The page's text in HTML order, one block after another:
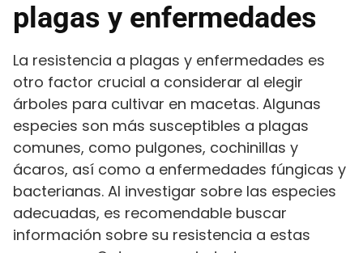
plagas y enfermedades
La resistencia a plagas y enfermedades es
otro factor crucial a considerar al elegir
árboles para cultivar en macetas. Algunas
especies son más susceptibles a plagas
comunes, como pulgones, cochinillas y
ácaros, así como a enfermedades fúngicas y
bacterianas. Al investigar sobre las especies
adecuadas, es recomendable buscar
información sobre su resistencia a estas